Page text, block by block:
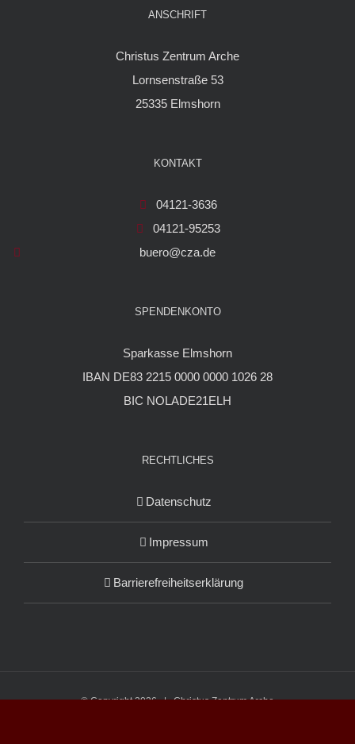
ANSCHRIFT
Christus Zentrum Arche
Lornsenstraße 53
25335 Elmshorn
KONTAKT
04121-3636
04121-95253
buero@cza.de
SPENDENKONTO
Sparkasse Elmshorn
IBAN DE83 2215 0000 0000 1026 28
BIC NOLADE21ELH
RECHTLICHES
Datenschutz
Impressum
Barrierefreiheitserklärung
© Copyright2026 | Christus Zentrum Arche